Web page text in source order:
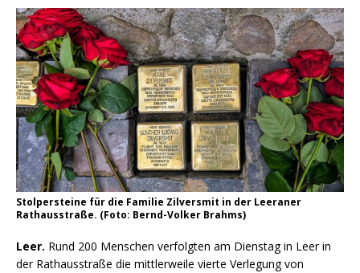
Stolpersteine für die Familie Zilversmit in der Leeraner
Rathausstraße. (Foto: Bernd-Volker Brahms)
Leer. Rund 200 Menschen verfolgten am Dienstag in Leer in
der Rathausstraße die mittlerweile vierte Verlegung von